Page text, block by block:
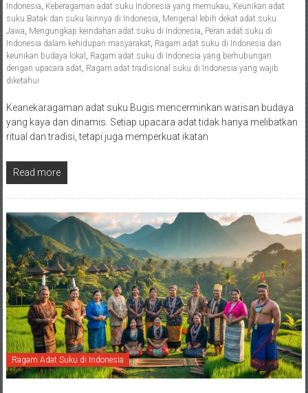
Indonesia, Keberagaman adat suku Indonesia yang memukau, Keunikan adat
suku Batak dan suku lainnya di Indonesia, Mengenal lebih dekat adat suku
Jawa, Mengungkap keindahan adat suku di Indonesia, Peran adat suku di
Indonesia dalam kehidupan masyarakat, Ragam adat suku di Indonesia dan
keunikan budaya lokal , Ragam adat suku di Indonesia yang berhubungan
dengan upacara adat, Ragam adat tradisional suku di Indonesia yang wajib
diketahui
Keanekaragaman adat suku Bugis mencerminkan warisan budaya
yang kaya dan dinamis. Setiap upacara adat tidak hanya melibatkan
ritual dan tradisi, tetapi juga memperkuat ikatan
Read more
Ragam Adat Suku di Indonesia